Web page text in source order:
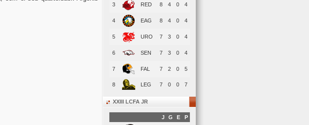
3 RED 8 4 0 4
4 EAG 8 4 0 4
5 URO 7 3 0 4
6 SEN 7 3 0 4
7 FAL 7 2 0 5
8 LEG 7 0 0 7
XXIII LCFA JR
J G E P